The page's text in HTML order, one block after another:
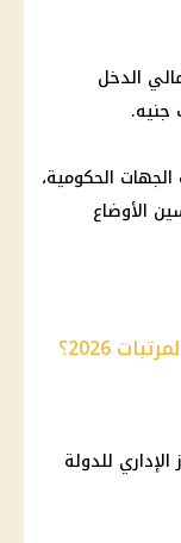
الدخل
الحكومية،
الأوضاع
2026؟
للدولة